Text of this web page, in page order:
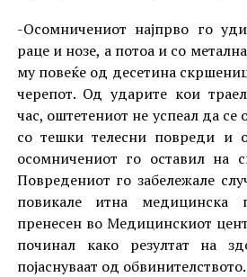
-Осомничениот најпрво го
раце и нозе, а потоа и со
му повеќе од десетина
черепот. Од ударите кои
час, оштетениот не успеал да
со тешки телесни повреди и
осомничениот го оставил на
Повредениот го забележале
повикале итна
пренесен во Медицинскиот
починал како резултат на
појаснуваат од обвинителството.